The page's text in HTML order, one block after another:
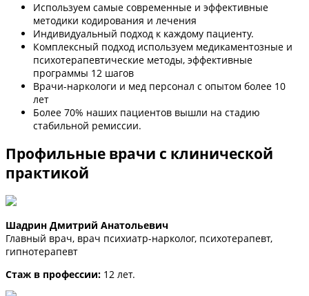
Используем самые современные и эффективные
методики кодирования и лечения
Индивидуальный подход к каждому пациенту.
Комплексный подход используем медикаментозные и
психотерапевтические методы, эффективные
программы 12 шагов
Врачи-наркологи и мед персонал с опытом более 10
лет
Более 70% наших пациентов вышли на стадию
стабильной ремиссии.
Профильные врачи с клинической
практикой
Шадрин Дмитрий Анатольевич
Главный врач, врач психиатр-нарколог, психотерапевт,
гипнотерапевт
Стаж в профессии: 12 лет.